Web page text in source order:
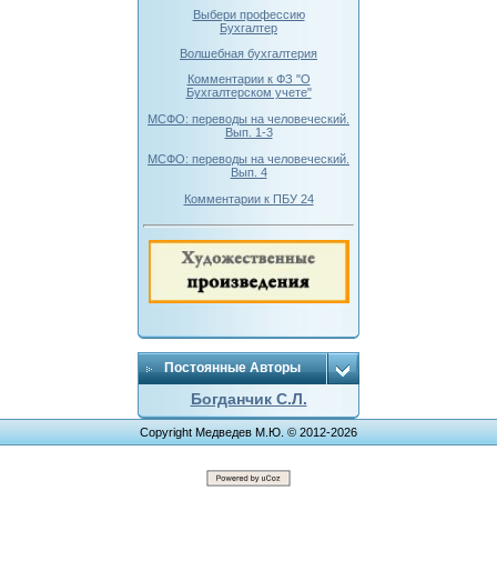
Выбери профессию
Бухгалтер
Волшебная бухгалтерия
Комментарии к ФЗ "О
Бухгалтерском учете"
МСФО: переводы на человеческий.
Вып. 1-3
МСФО: переводы на человеческий.
Вып. 4
Комментарии к ПБУ 24
Постоянные Авторы
Богданчик С.Л.
Copyright Медведев М.Ю. © 2012-2026